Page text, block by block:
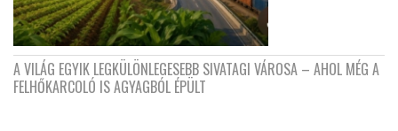
A VILÁG EGYIK LEGKÜLÖNLEGESEBB SIVATAGI VÁROSA – AHOL MÉG A
FELHŐKARCOLÓ IS AGYAGBÓL ÉPÜLT